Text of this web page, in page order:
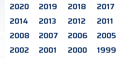
2020
2019 2018 2017
2014
2013 2012 2011
2008
2007 2006 2005
2002
2001 2000 1999